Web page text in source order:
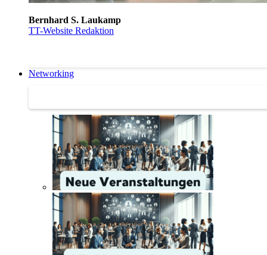
Bernhard S. Laukamp
TT-Website Redaktion
Networking